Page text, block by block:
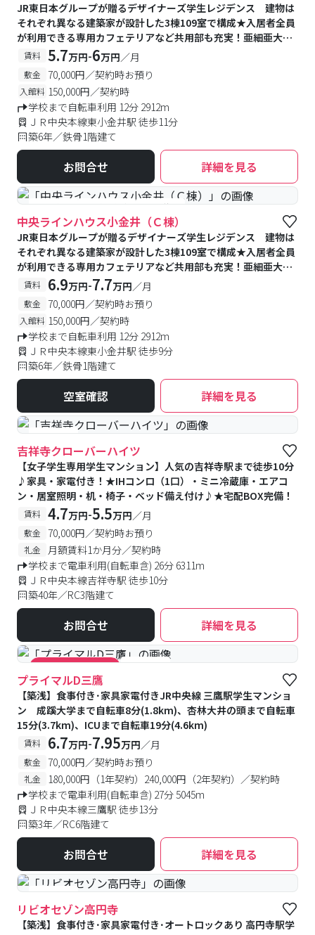
JR東日本グループが贈るデザイナーズ学生レジデンス 建物は
それぞれ異なる建築家が設計した3棟109室で構成★入居者全員
が利用できる専用カフェテリアなど共用部も充実！亜細亜大学
提携寮
賃料 5.7万円-6万円／月
敷金 70,000円／契約時お預り
入館料 150,000円／契約時
学校まで自転車利用 12分 2912m
ＪＲ中央本線東小金井駅 徒歩11分
築6年／鉄骨1階建て
お問合せ 詳細を見る
#食事付き #予約受付中 #空室待ち
中央ラインハウス小金井（Ｃ棟）
JR東日本グループが贈るデザイナーズ学生レジデンス 建物は
それぞれ異なる建築家が設計した3棟109室で構成★入居者全員
が利用できる専用カフェテリアなど共用部も充実！亜細亜大学
提携寮
賃料 6.9万円-7.7万円／月
敷金 70,000円／契約時お預り
入館料 150,000円／契約時
学校まで自転車利用 12分 2912m
ＪＲ中央本線東小金井駅 徒歩9分
築6年／鉄骨1階建て
空室確認 詳細を見る
#女性専用
吉祥寺クローバーハイツ
【女子学生専用学生マンション】人気の吉祥寺駅まで徒歩10分
♪家具・家電付き！★IHコンロ（1口）・ミニ冷蔵庫・エアコ
ン・居室照明・机・椅子・ベッド備え付け♪★宅配BOX完備！
賃料 4.7万円-5.5万円／月
敷金 70,000円／契約時お預り
礼金
月額賃料1か月分／契約時
学校まで電車利用(自転車含) 26分 6311m
ＪＲ中央本線吉祥寺駅 徒歩10分
築40年／RC3階建て
お問合せ 詳細を見る
#キャンペーン実施中 #食事付き
プライマルD三鷹
【築浅】食事付き･家具家電付きJR中央線 三鷹駅学生マンショ
ン 成蹊大学まで自転車8分(1.8km)、杏林大井の頭まで自転車
15分(3.7km)、ICUまで自転車19分(4.6km)
賃料 6.7万円-7.95万円／月
敷金 70,000円／契約時お預り
礼金
180,000円（1年契約）240,000円（2年契約）／契約時
学校まで電車利用(自転車含) 27分 5045m
ＪＲ中央本線三鷹駅 徒歩13分
築3年／RC6階建て
お問合せ 詳細を見る
#食事付き
リビオセゾン高円寺
【築浅】食事付き･家具家電付き･オートロックあり 高円寺駅学